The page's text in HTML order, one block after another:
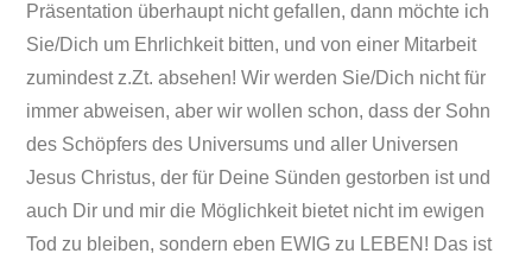
Präsentation überhaupt nicht gefallen, dann möchte ich
Sie/Dich um Ehrlichkeit bitten, und von einer Mitarbeit
zumindest z.Zt. absehen! Wir werden Sie/Dich nicht für
immer abweisen, aber wir wollen schon, dass der Sohn
des Schöpfers des Universums und aller Universen
Jesus Christus, der für Deine Sünden gestorben ist und
auch Dir und mir die Möglichkeit bietet nicht im ewigen
Tod zu bleiben, sondern eben EWIG zu LEBEN! Das ist